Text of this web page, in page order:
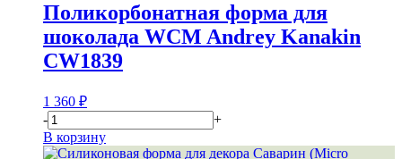
Поликорбонатная форма для
шоколада WCM Andrey Kanakin
CW1839
1 360 ₽
-
+
В корзину